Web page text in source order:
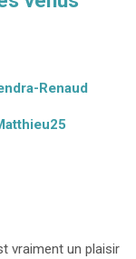
Renaud
vraiment un plaisir